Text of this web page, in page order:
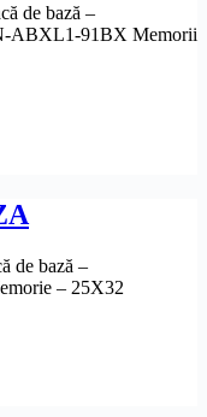
de bază –
ABXL1-91BX Memorii
de bază –
– 25X32